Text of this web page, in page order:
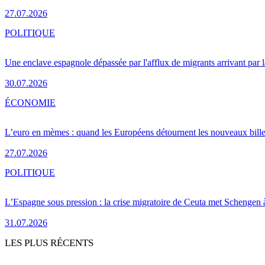
27.07.2026
Une enclave espagnole dépassée par l'afflux de migrants arrivant par
30.07.2026
POLITIQUE
L’euro en mèmes : quand les Européens détournent les nouveaux
27.07.2026
ÉCONOMIE
L’Espagne sous pression : la crise migratoire de Ceuta met Schengen
31.07.2026
POLITIQUE
LES PLUS RÉCENTS